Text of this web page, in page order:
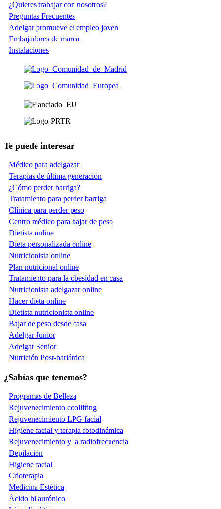
¿Quieres trabajar con nosotros?
Preguntas Frecuentes
Adelgar promueve el empleo joven
Embajadores de marca
Instalaciones
Te puede interesar
Médico para adelgazar
Terapias de última generación
¿Cómo perder barriga?
Tratamiento para perder barriga
Clínica para perder peso
Centro médico para bajar de peso
Dietista online
Dieta personalizada online
Nutricionista online
Plan nutricional online
Tratamiento para la obesidad en casa
Nutricionista adelgazar online
Hacer dieta online
Dietista nutricionista online
Bajar de peso desde casa
Adelgar Junior
Adelgar Senior
Nutrición Post-bariátrica
¿Sabías que tenemos?
Programas de Belleza
Rejuvenecimiento coolifting
Rejuvenecimiento LPG facial
Higiene facial y terapia fotodinámica
Rejuvenecimiento y la radiofrecuencia
Depilación
Higiene facial
Crioterapia
Medicina Estética
Ácido hilaurónico